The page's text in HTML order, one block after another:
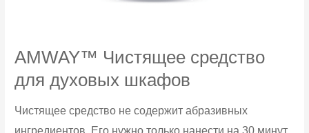
AMWAY™ Чистящее средство
для духовых шкафов
Чистящее средство не содержит абразивных